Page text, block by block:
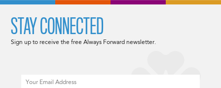
STAY CONNECTED
Sign up to receive the free Always Forward newsletter.